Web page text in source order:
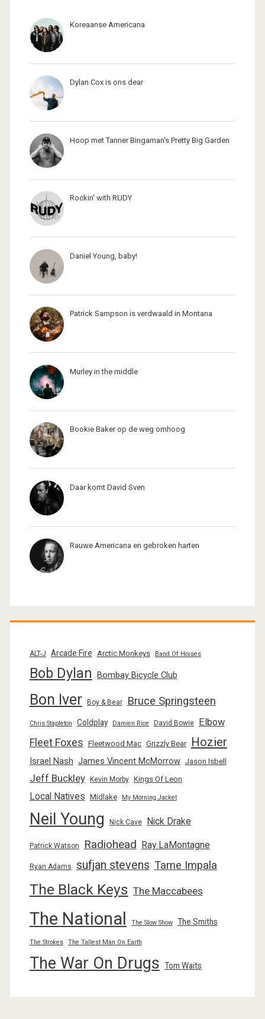
Koreaanse Americana
Dylan Cox is ons dear
Hoop met Tanner Bingaman's Pretty Big Garden
Rockin' with RUDY
Daniel Young, baby!
Patrick Sampson is verdwaald in Montana
Murley in the middle
Bookie Baker op de weg omhoog
Daar komt David Sven
Rauwe Americana en gebroken harten
ALT-J Arcade Fire Arctic Monkeys Band Of Horses
Bob Dylan Bombay Bicycle Club
Bon Iver Boy & Bear Bruce Springsteen
Chris Stapleton Coldplay Damien Rice David Bowie Elbow
Fleet Foxes Fleetwood Mac Grizzly Bear Hozier
Israel Nash James Vincent McMorrow Jason Isbell
Jeff Buckley Kevin Morby Kings Of Leon
Local Natives Midlake My Morning Jacket
Neil Young Nick Cave Nick Drake
Patrick Watson Radiohead Ray LaMontagne
Ryan Adams sufjan stevens Tame Impala
The Black Keys The Maccabees
The National The Slow Show The Smiths
The Strokes The Tallest Man On Earth
The War On Drugs Tom Waits